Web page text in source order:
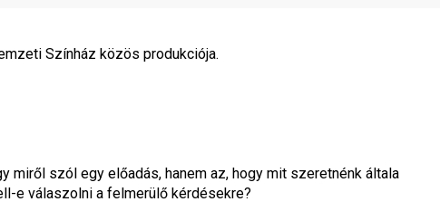
Színház közös produkciója.
miről szól egy előadás, hanem az, hogy mit szeretnénk általa
e válaszolni a felmerülő kérdésekre?